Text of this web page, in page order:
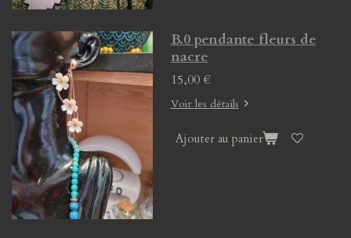
B.0 pendante fleurs de
nacre
15,00 €
Voir les détails
Ajouter au panier